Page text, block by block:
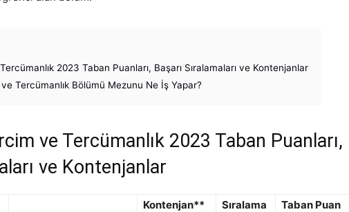
2023 Taban Puanları, Başarı Sıralamaları ve Kontenjanlar
Tercümanlık Bölümü Mezunu Ne İş Yapar?
ve Tercümanlık 2023 Taban Puanları,
ve Kontenjanlar
Kontenjan**
Sıralama
Taban Puan